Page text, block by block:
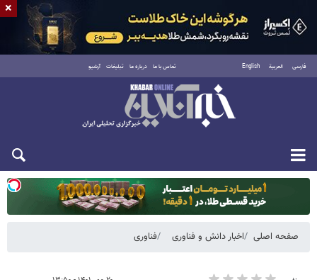
فارسی العربية English تماس با ما درباره ما تبلیغات آرشیو
دوشنبه ۱۹ مرداد ۱۴۰۵
صفحه اصلی اخبار دانش و فناوری فناوری
×